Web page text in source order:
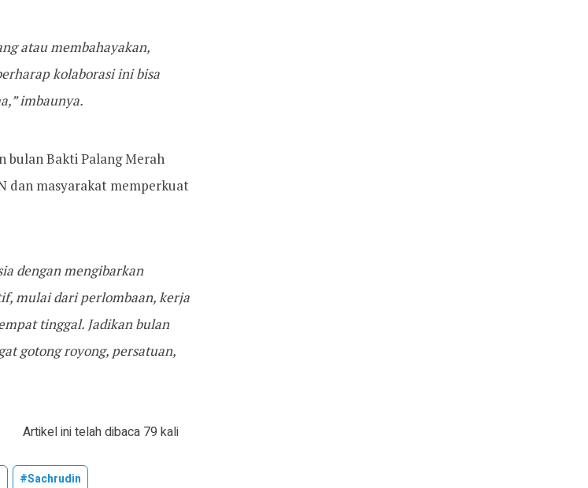
atau membahayakan,
kolaborasi ini bisa
imbaunya.
bulan Bakti Palang Merah
dan masyarakat memperkuat
dengan mengibarkan
mulai dari perlombaan, kerja
tinggal. Jadikan bulan
gotong royong, persatuan,
Artikel ini telah dibaca 79 kali
#sachrudin